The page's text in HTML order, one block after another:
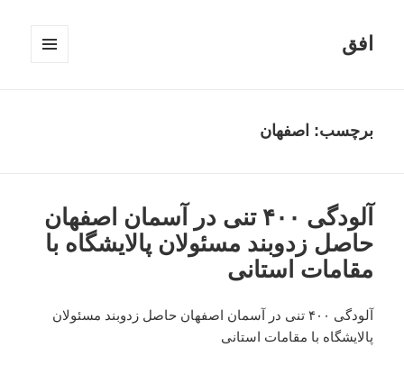
افق
برچسب: اصفهان
آلودگی ۴۰۰ تنی در آسمان اصفهان
حاصل زدوبند مسئولان پالایشگاه با
مقامات استانی
آلودگی ۴۰۰ تنی در آسمان اصفهان حاصل زدوبند مسئولان
پالایشگاه با مقامات استانی